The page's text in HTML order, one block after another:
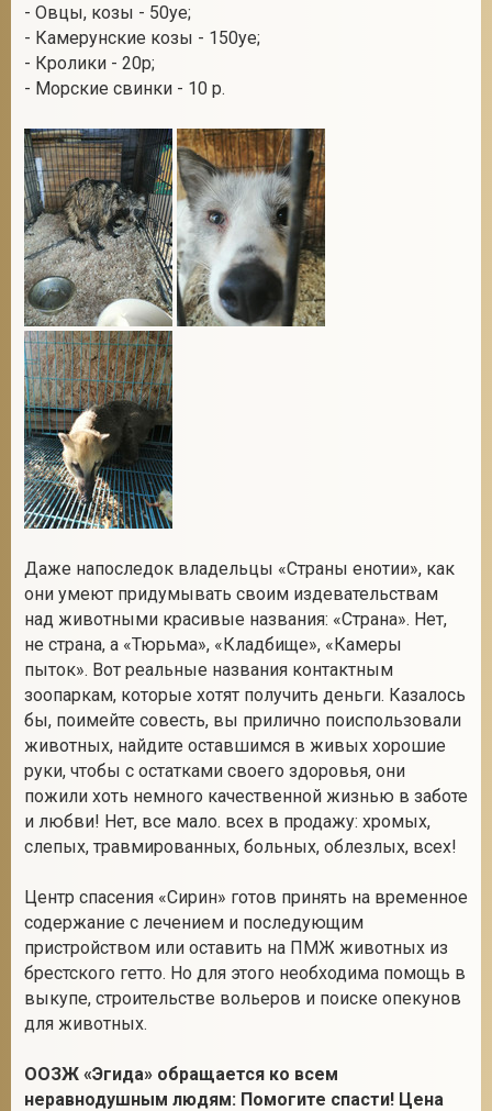
- Овцы, козы - 50уе;
- Камерунские козы - 150уе;
- Кролики - 20р;
- Морские свинки - 10 р.
Даже напоследок владельцы «Страны енотии», как
они умеют придумывать своим издевательствам
над животными красивые названия: «Страна». Нет,
не страна, а «Тюрьма», «Кладбище», «Камеры
пыток». Вот реальные названия контактным
зоопаркам, которые хотят получить деньги. Казалось
бы, поимейте совесть, вы прилично поиспользовали
животных, найдите оставшимся в живых хорошие
руки, чтобы с остатками своего здоровья, они
пожили хоть немного качественной жизнью в заботе
и любви! Нет, все мало. всех в продажу: хромых,
слепых, травмированных, больных, облезлых, всех!
Центр спасения «Сирин» готов принять на временное
содержание с лечением и последующим
пристройством или оставить на ПМЖ животных из
брестского гетто. Но для этого необходима помощь в
выкупе, строительстве вольеров и поиске опекунов
для животных.
ООЗЖ «Эгида» обращается ко всем
неравнодушным людям: Помогите спасти! Цена